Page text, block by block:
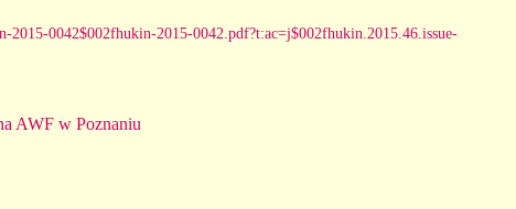
0042$002fhukin-2015-0042.pdf?t:ac=j$002fhukin.2015.46.issue-
AWF w Poznaniu